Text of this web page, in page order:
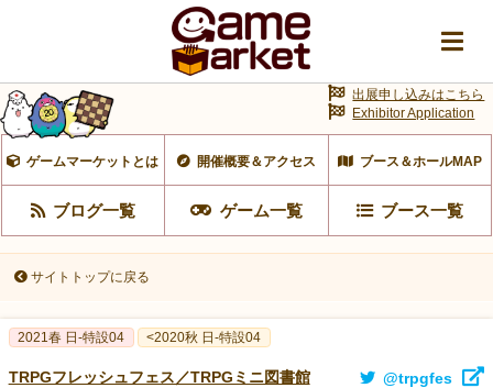
ゲームマーケットとは 開催概要＆アクセス ブース＆ホールMAP
ブログ一覧 ゲーム一覧 ブース一覧
出展申し込みはこちら
Exhibitor Application
サイトトップに戻る
2021春 日-特設04 <2020秋 日-特設04
TRPGフレッシュフェス／TRPGミニ図書館 @trpgfes